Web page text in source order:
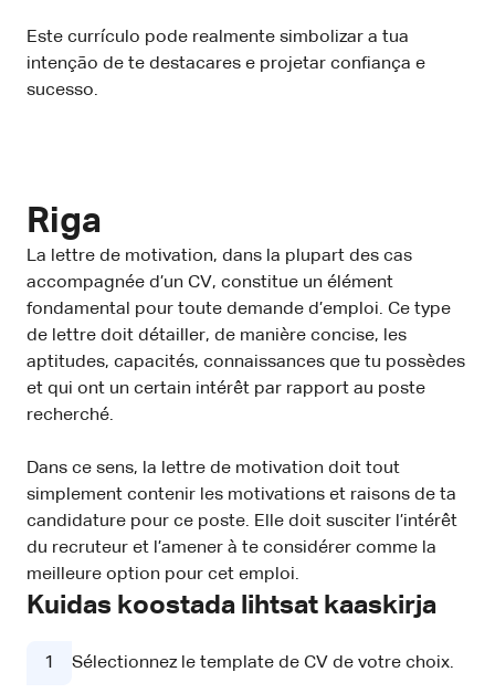
Este currículo pode realmente simbolizar a tua
intenção de te destacares e projetar confiança e
sucesso.
Riga
La lettre de motivation, dans la plupart des cas
accompagnée d’un CV, constitue un élément
fondamental pour toute demande d’emploi. Ce type
de lettre doit détailler, de manière concise, les
aptitudes, capacités, connaissances que tu possèdes
et qui ont un certain intérêt par rapport au poste
recherché.
Dans ce sens, la lettre de motivation doit tout
simplement contenir les motivations et raisons de ta
candidature pour ce poste. Elle doit susciter l’intérêt
du recruteur et l’amener à te considérer comme la
meilleure option pour cet emploi.
Kuidas koostada lihtsat kaaskirja
1 Sélectionnez le template de CV de votre choix.